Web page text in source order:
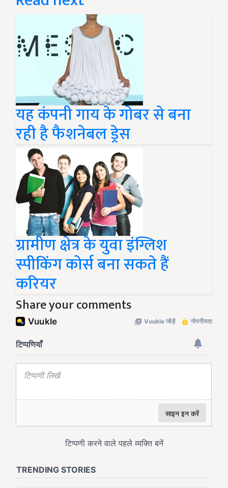
यह कंपनी गाय के गोबर से बना
रही है फैशनेबल ड्रेस
ग्रामीण क्षेत्र के युवा इंग्लिश
स्पीकिंग कोर्स बना सकते हैं
करियर
Share your comments